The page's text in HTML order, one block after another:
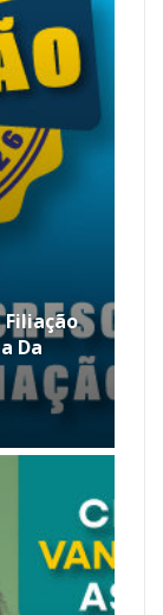
Filiação
Da